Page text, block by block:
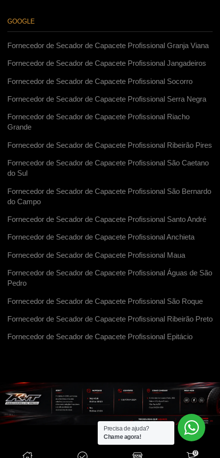
GOOGLE
Fornecedor de Secador de Capacete Profissional Granja Viana
Fornecedor de Secador de Capacete Profissional Jangadeiros
Fornecedor de Secador de Capacete Profissional Socorro
Fornecedor de Secador de Capacete Profissional Serra Negra
Fornecedor de Secador de Capacete Profissional Riacho
Grande
Fornecedor de Secador de Capacete Profissional Ribeirão Pires
Fornecedor de Secador de Capacete Profissional São Caetano
do Sul
Fornecedor de Secador de Capacete Profissional São Bernardo
do Campo
Fornecedor de Secador de Capacete Profissional Santo André
Fornecedor de Secador de Capacete Profissional Anchieta
Fornecedor de Secador de Capacete Profissional Maua
Fornecedor de Secador de Capacete Profissional Águas de São
Pedro
Fornecedor de Secador de Capacete Profissional São Roque
Fornecedor de Secador de Capacete Profissional Ribeirão Preto
Fornecedor de Secador de Capacete Profissional Epitácio
0
Precisa de ajuda?
Chame agora!